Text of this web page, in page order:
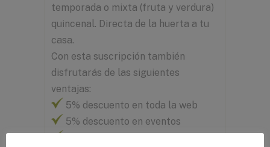
temporada o mixta (fruta y verdura)
quincenal. Directa de la huerta a tu
casa.
Con esta suscripción también
disfrutarás de las siguientes
ventajas:
5% descuento en toda la web
5% descuento en eventos